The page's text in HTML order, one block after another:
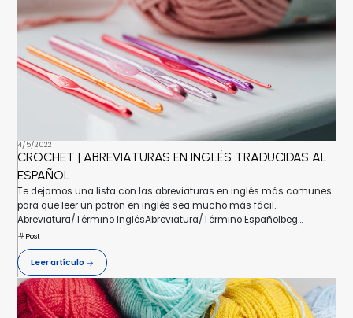
4/5/2022
CROCHET | ABREVIATURAS EN INGLÉS TRADUCIDAS AL
ESPAÑOL
Te dejamos una lista con las abreviaturas en inglés más comunes
para que leer un patrón en inglés sea mucho más fácil.
Abreviatura/Término InglésAbreviatura/Término Españolbeg...
Post
Leer artículo